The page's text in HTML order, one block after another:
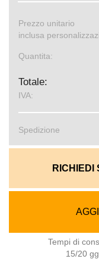
Prezzo unitario
inclusa
Quantita:
Totale:
IVA:
Spedizione
RICHIEDI
Tempi di
15/20